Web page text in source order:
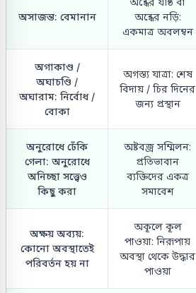
অসাজন্ত: বেমানান
অন্ধের নড়ি:
একমাত্র অবলম্বন
অগাকাণ্ড /
অঘাচণ্ডি /
অঘারাম: নির্বোধ /
বোকা
অগস্ত্য যাত্রা: শেষ
বিদায় / চির দিনের
জন্য প্রস্থান
অনুরোধে ঢেঁকি
গেলা: অনুরোধে
অনিচ্ছা সত্ত্বেও
কিছু করা
অষ্টবজ্র সম্মিলন:
প্রতিভাবান
ব্যক্তিদের একত্র
সমাবেশ
অক্ষয় অব্যয়:
কোনো অবস্থাতেই
পরিবর্তন হয় না
অকূলে কূল
পাওয়া: নিরূপায়
অবস্থা থেকে উদ্ধার
পাওয়া